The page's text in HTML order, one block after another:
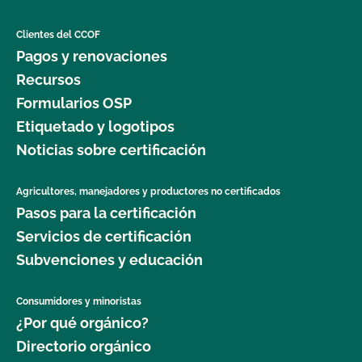
Clientes del CCOF
Pagos y renovaciones
Recursos
Formularios OSP
Etiquetado y logotipos
Noticias sobre certificación
Agricultores, manejadores y productores no certificados
Pasos para la certificación
Servicios de certificación
Subvenciones y educación
Consumidores y minoristas
¿Por qué orgánico?
Directorio orgánico